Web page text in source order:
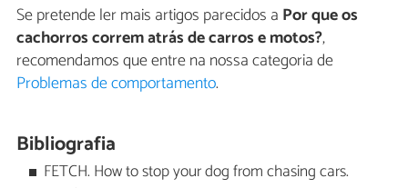
Se pretende ler mais artigos parecidos a Por que os
cachorros correm atrás de carros e motos?,
recomendamos que entre na nossa categoria de
Problemas de comportamento.
Bibliografia
FETCH. How to stop your dog from chasing cars.